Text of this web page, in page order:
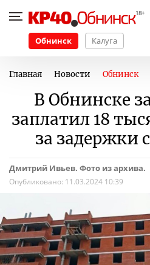
Обнинск Калуга
Главная Новости Обнинск
В Обнинске
заплатил 18
за задержки
Дмитрий Ивьев. Фото из архива.
Опубликовано: 11.03.2024 10:39